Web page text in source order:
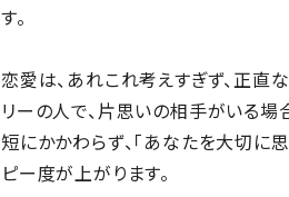
す。
恋愛は、あれこれ考えすぎず、正直
リーの人で、片思いの相手がいる場
短にかかわらず、「あなたを大切に
ピー度が上がります。